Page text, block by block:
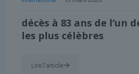
décès à 83 ans de l’un
les plus célèbres
Lire l'article